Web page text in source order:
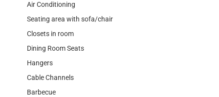
Air Conditioning
Seating area with sofa/chair
Closets in room
Dining Room Seats
Hangers
Cable Channels
Barbecue